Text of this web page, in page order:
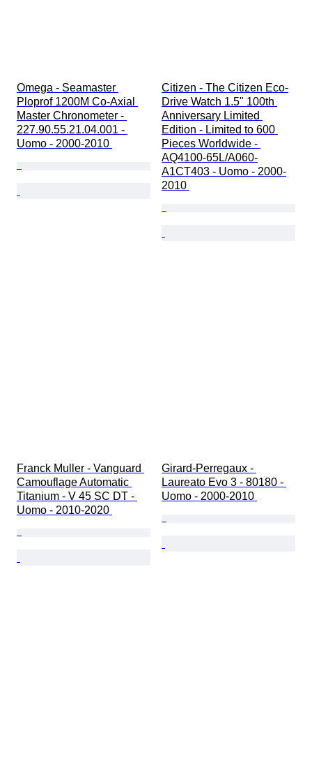
Omega - Seamaster
Ploprof 1200M Co-Axial
Master Chronometer -
227.90.55.21.04.001 -
Uomo - 2000-2010
Citizen - The Citizen Eco-
Drive Watch 1.5" 100th
Anniversary Limited
Edition - Limited to 600
Pieces Worldwide -
AQ4100-65L/A060-
A1CT403 - Uomo - 2000-
2010
Franck Muller - Vanguard
Camouflage Automatic
Titanium - V 45 SC DT -
Uomo - 2010-2020
Girard-Perregaux -
Laureato Evo 3 - 80180 -
Uomo - 2000-2010